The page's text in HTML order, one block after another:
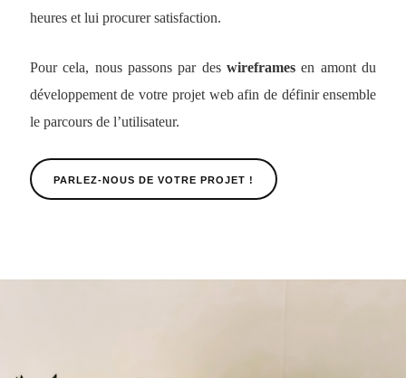
heures et lui procurer satisfaction.
Pour cela, nous passons par deswireframes en amont du
développement de votre projet web afin de définir ensemble
le parcours de l’utilisateur.
PARLEZ-NOUS DE VOTRE PROJET !